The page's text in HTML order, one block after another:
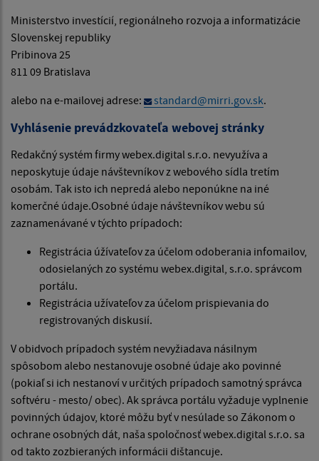
Ministerstvo investícií, regionálneho rozvoja a informatizácie
Slovenskej republiky
Pribinova 25
811 09 Bratislava
alebo na e-mailovej adrese:
standard@mirri.gov.sk.
Vyhlásenie prevádzkovateľa webovej stránky
Redakčný systém firmy webex.digital s.r.o. nevyužíva a
neposkytuje údaje návštevníkov z webového sídla tretím
osobám. Tak isto ich nepredá alebo neponúkne na iné
komerčné údaje.Osobné údaje návštevníkov webu sú
zaznamenávané v týchto prípadoch:
Registrácia úžívateľov za účelom odoberania infomailov,
odosielaných zo systému webex.digital, s.r.o. správcom
portálu.
Registrácia užívateľov za účelom prispievania do
registrovaných diskusií.
V obidvoch prípadoch systém nevyžiadava násilnym
spôsobom alebo nestanovuje osobné údaje ako povinné
(pokiaľ si ich nestanoví v určitých prípadoch samotný správca
softvéru - mesto/ obec). Ak správca portálu vyžaduje vyplnenie
povinných údajov, ktoré môžu byť v nesúlade so Zákonom o
ochrane osobných dát, naša spoločnosť webex.digital s.r.o. sa
od takto zozbieraných informácii dištancuje.